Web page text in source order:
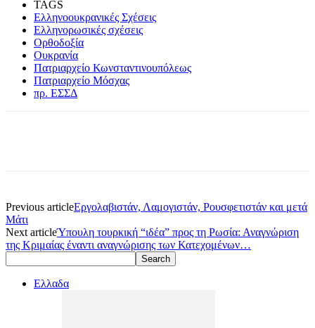
TAGS
Ελληνοουκρανικές Σχέσεις
Ελληνορωσικές σχέσεις
Ορθοδοξία
Ουκρανία
Πατριαρχείο Κωνσταντινουπόλεως
Πατριαρχείο Μόσχας
πρ. ΕΣΣΔ
Previous articleΕργολαβιστάν, Λαμογιστάν, Ρουσφετιστάν και μετά
Μάτι
Next articleΎπουλη τουρκική “ιδέα” προς τη Ρωσία: Αναγνώριση
της Κριμαίας έναντι αναγνώρισης των Κατεχομένων…
Ελλαδα